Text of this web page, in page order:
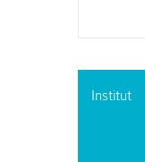
Institut